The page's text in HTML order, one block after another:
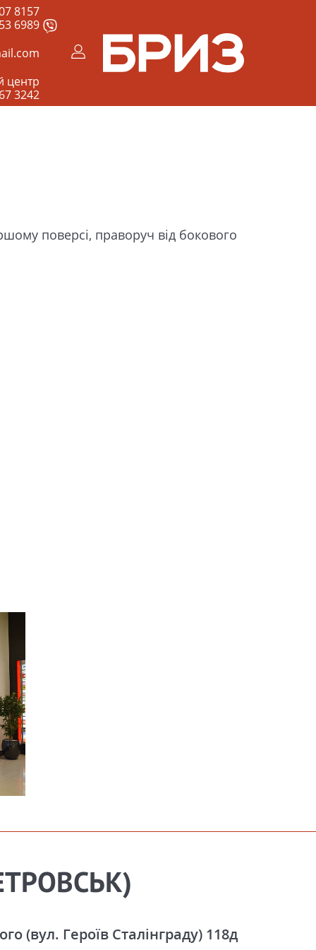
8157
6989
центр
3242
поверсі, праворуч від бокового
(вул. Героїв Сталінграду) 118д